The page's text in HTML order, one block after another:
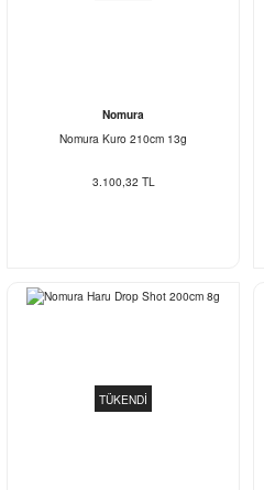
Nomura
Nomura Kuro 210cm 13g
3.100,32 TL
TÜKENDİ